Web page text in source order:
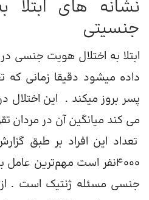
نشانه های ابتلا
جنسیتی
ابتلا به اختلال هویت جنسی
داده میشود دقیقا زمانی
پسر بروز میکند . این اختلال
می کند میانگین آن در مردان
تعداد این افراد بر طبق
۴۰۰۰نفر است مهم‌ترین
جنسی مسئله ژنتیک است . از